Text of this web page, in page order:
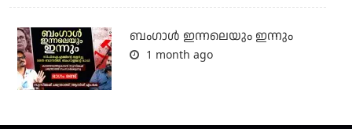
ബംഗാള്‍ ഇന്നലെയും ഇന്നും
1 month ago